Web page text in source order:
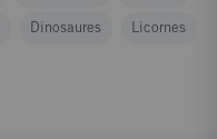
Dinosaures Licornes